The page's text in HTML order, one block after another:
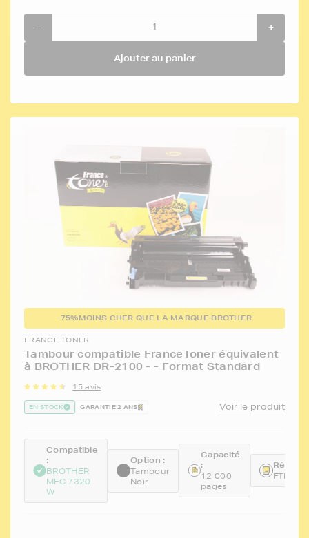
- +
Ajouter au panier
-75%MOINS CHER QUE LA MARQUE BROTHER
FRANCE TONER
Tambour compatible FranceToner équivalent
à BROTHER DR-2100 - - Format Standard
15 avis
EN STOCK GARANTIE 2 ANS Voir le produit
Compatible
:
BROTHER
MFC 7320
W
Option :
Tambour
Noir
Capacité
:
12 000
pages